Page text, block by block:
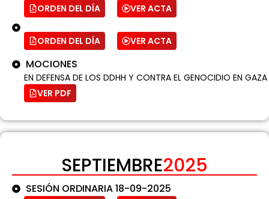
ORDEN DEL DÍA VER ACTA
ORDEN DEL DÍA VER ACTA
MOCIONES
EN DEFENSA DE LOS DDHH Y CONTRA EL GENOCIDIO EN GAZA
VER PDF
SEPTIEMBRE2025
SESIÓN ORDINARIA 18-09-2025